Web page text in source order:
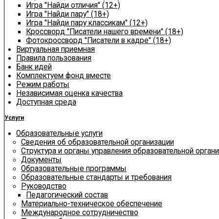
Игра "Найди отличия" (12+)
Игра "Найди пару" (18+)
Игра "Найди пару классикам" (12+)
Кроссворд "Писатели нашего времени" (18+)
Фотокроссворд "Писатели в кадре" (18+)
Виртуальная приемная
Правила пользования
Банк идей
Комплектуем фонд вместе
Режим работы
Независимая оценка качества
Доступная среда
Услуги
Образовательные услуги
Сведения об образовательной организации
Структура и органы управления образовательной
Документы
Образовательные программы
Образовательные стандарты и требования
Руководство
Педагогический состав
Материально-техническое обеспечение
Международное сотрудничество